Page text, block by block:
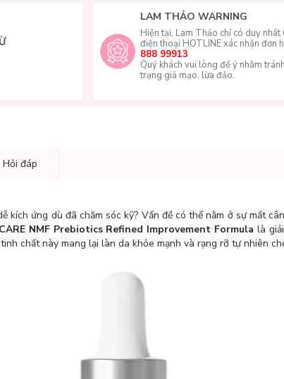
LAM THẢO WARNING
Hiện tại, Lam Thảo chỉ có duy nhất
điện thoại HOTLINE xác nhận đơn
888 99913
Quý khách vui lòng để ý nhằm
trạng giả mạo, lừa đảo.
đáp
kích ứng dù đã chăm sóc kỹ? Vấn đề có thể nằm ở sự mất
NMF Prebiotics Refined Improvement Formula là
chất này mang lại làn da khỏe mạnh và rạng rỡ tự nhiên